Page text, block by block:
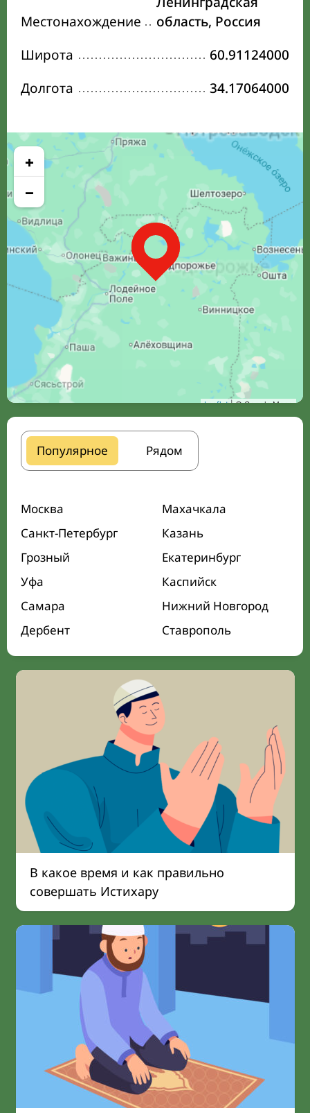
Местонахождение
область, Россия
Широта
60.91124000
Долгота
34.17064000
+
−
Leaflet| © Google Maps
Популярное Рядом
Москва
Махачкала
Санкт-Петербург
Казань
Грозный
Екатеринбург
Уфа
Каспийск
Самара
Нижний Новгород
Дербент
Ставрополь
В какое время и как правильно
совершать Истихару